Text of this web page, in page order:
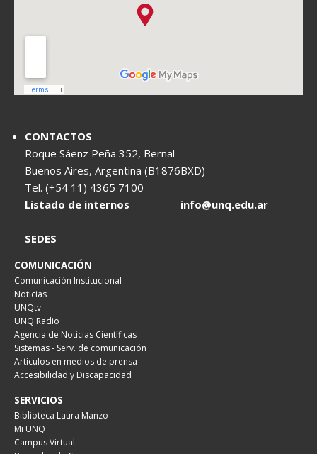
CONTACTOS
Roque Sáenz Peña 352, Bernal
Buenos Aires, Argentina (B1876BXD)
Tel. (+54 11) 4365 7100
Listado de internos
info@unq.edu.ar
SEDES
COMUNICACIÓN
Comunicación Institucional
Noticias
UNQtv
UNQ Radio
Agencia de Noticias Científicas
Sistemas - Serv. de comunicación
Artículos en medios de prensa
Accesibilidad y Discapacidad
SERVICIOS
Biblioteca Laura Manzo
Mi UNQ
Campus Virtual